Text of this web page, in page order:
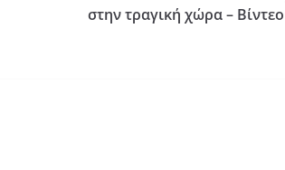
στην τραγική χώρα – Βίντεο